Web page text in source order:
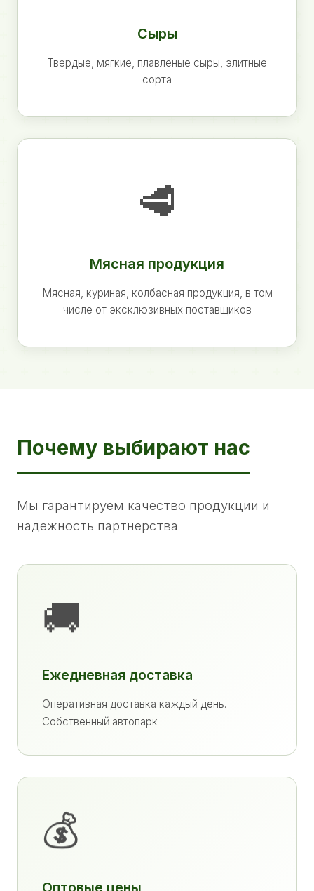
Сыры
Твердые, мягкие, плавленые сыры, элитные
сорта
🥩
Мясная продукция
Мясная, куриная, колбасная продукция, в том
числе от эксклюзивных поставщиков
Почему выбирают нас
Мы гарантируем качество продукции и
надежность партнерства
🚚
Ежедневная доставка
Оперативная доставка каждый день.
Собственный автопарк
💰
Оптовые цены